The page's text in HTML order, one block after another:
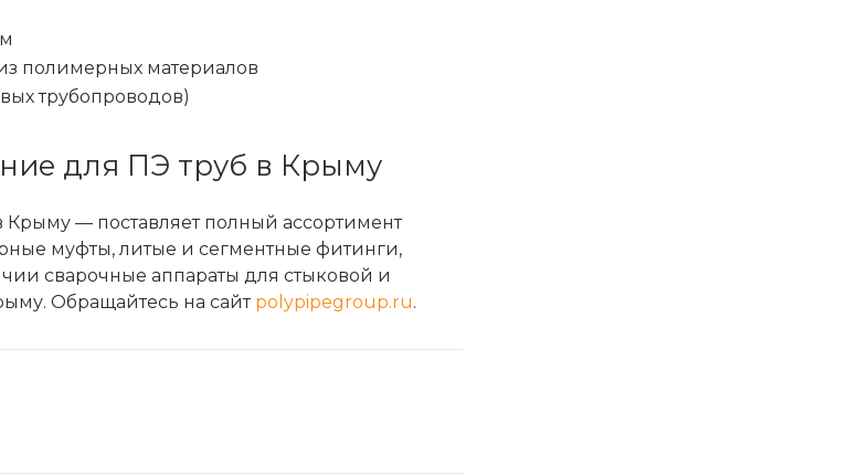
полимерных материалов
трубопроводов)
для ПЭ труб в Крыму
— поставляет полный ассортимент
муфты, литые и сегментные фитинги,
сварочные аппараты для стыковой и
Обращайтесь на сайт polypipegroup.ru.